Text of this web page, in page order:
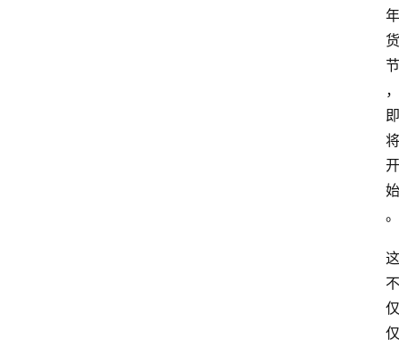
年
货
节
，
即
将
开
始
。
这
不
仅
仅